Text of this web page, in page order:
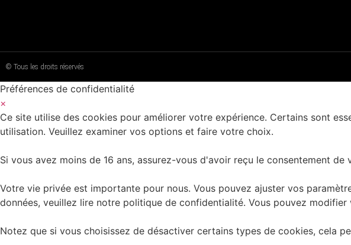
© Tous les droits réservés
Préférences de confidentialité
×
Ce site utilise des cookies pour améliorer votre expérience. Certains sont
utilisation. Veuillez examiner vos options et faire votre choix.
Si vous avez moins de 16 ans, assurez-vous d'avoir reçu le consentement
Votre vie privée est importante pour nous. Vous pouvez ajuster vos
données, veuillez lire notre politique de confidentialité. Vous pouvez
Notez que si vous choisissez de désactiver certains types de cookies, cela